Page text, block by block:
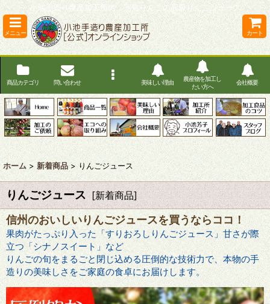
小池手造り農産加工所の、完熟りんごの高級りんごジュース
メニュー カート
商品カテゴリ 問い合わせ 美味しい理由
農産物を加工し
たい方へ
会社概要
ホーム > 新着商品 > りんごジュース
りんごジュース [新着商品]
信州のおいしいりんごジュースを買うならココ！
果肉がたっぷり入った「すりおろしりんごジュース」甘さが際
立つ「シナノスイート」など
りんごの旬をまるごと閉じ込める圧倒的な技術力で、本物の手
造りの美味しさをご家庭の食卓にお届けします。